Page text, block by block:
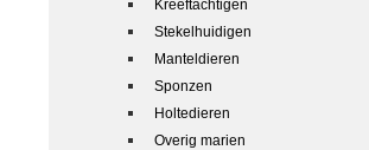
Kreeftachtigen
Stekelhuidigen
Manteldieren
Sponzen
Holtedieren
Overig marien